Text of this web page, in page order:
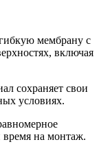
мембрану с
включая
сохраняет свои
условиях.
время на монтаж.